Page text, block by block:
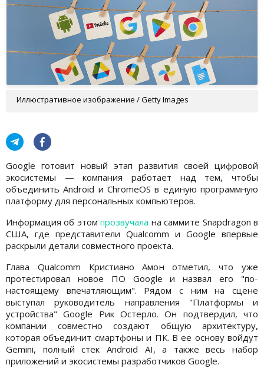
Иллюстративное изображение / Getty Images
Google готовит новый этап развития своей цифровой
экосистемы — компания работает над тем, чтобы
объединить Android и ChromeOS в единую программную
платформу для персональных компьютеров.
Информация об этомпрозвучала на саммите Snapdragon в
США, где представители Qualcomm и Google впервые
раскрыли детали совместного проекта.
Глава Qualcomm Кристиано Амон отметил, что уже
протестировал новое ПО Google и назвал его "по-
настоящему впечатляющим". Рядом с ним на сцене
выступал руководитель направления "Платформы и
устройства" Google Рик Остерло. Он подтвердил, что
компании совместно создают общую архитектуру,
которая объединит смартфоны и ПК. В ее основу войдут
Gemini, полный стек Android AI, а также весь набор
приложений и экосистемы разработчиков Google.